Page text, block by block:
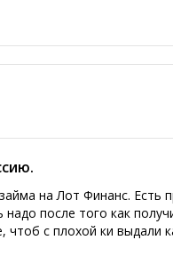
на Лот Финанс.
после того как
чтоб с плохой ки выдали